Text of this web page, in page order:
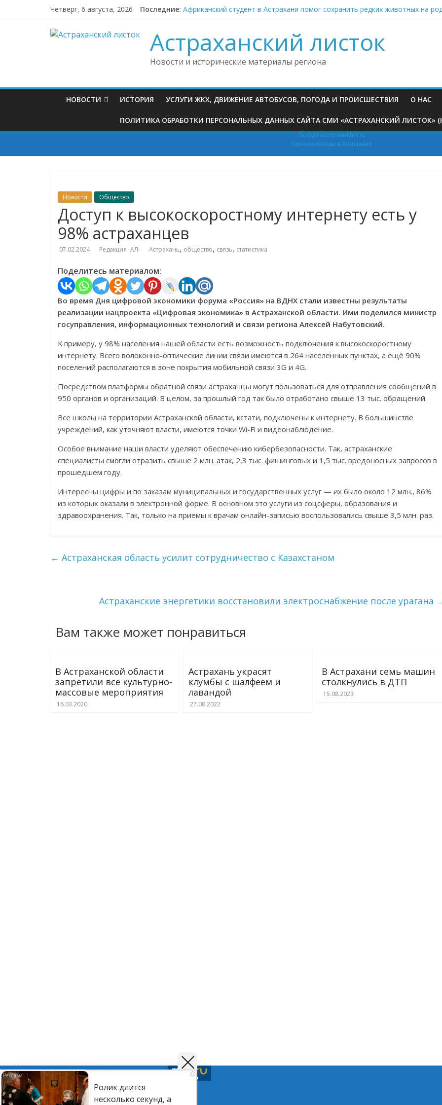
Четверг, 6 августа, 2026 Последние: Африканский студент в Астрахани помог сохранить редких животных на
В Астрахани организуют модное дефиле для домашних питомцев
В районной больнице под Астраханью ввели особый режим из‑за трещин в
Астраханский листок
Новости и исторические материалы региона
НОВОСТИ ИСТОРИЯ УСЛУГИ ЖКХ, ДВИЖЕНИЕ АВТОБУСОВ, ПОГОДА И ПРОИСШЕСТВИЯ О НАС
ПОЛИТИКА ОБРАБОТКИ ПЕРСОНАЛЬНЫХ ДАННЫХ САЙТА СМИ «АСТРАХАНСКИЙ ЛИСТОК»
Погода world-weather.ru
Прогноз погоды в Астрахани
Новости Общество
Доступ к высокоскоростному интернету есть у
98% астраханцев
07.02.2024 Редакция -АЛ- Астрахань, общество, связь, статистика
Поделитесь материалом:
Во время Дня цифровой экономики форума «Россия» на ВДНХ стали известны результаты
реализации нацпроекта «Цифровая экономика» в Астраханской области. Ими поделился министр
госуправления, информационных технологий и связи региона Алексей Набутовский.
К примеру, у 98% населения нашей области есть возможность подключения к высокоскоростному
интернету. Всего волоконно-оптические линии связи имеются в 264 населенных пунктах, а ещё 90%
поселений располагаются в зоне покрытия мобильной связи 3G и 4G.
Посредством платформы обратной связи астраханцы могут пользоваться для отправления сообщений в
950 органов и организаций. В целом, за прошлый год так было отработано свыше 13 тыс. обращений.
Все школы на территории Астраханской области, кстати, подключены к интернету. В большинстве
учреждений, как уточняют власти, имеются точки Wi-Fi и видеонаблюдение.
Особое внимание наши власти уделяют обеспечению кибербезопасности. Так, астраханские
специалисты смогли отразить свыше 2 млн. атак, 2,3 тыс. фишинговых и 1,5 тыс. вредоносных запросов в
прошедшем году.
Интересны цифры и по заказам муниципальных и государственных услуг — их было около 12 млн., 86%
из которых оказали в электронной форме. В основном это услуги из соцсферы, образования и
здравоохранения. Так, только на приемы к врачам онлайн-записью воспользовались свыше 3,5 млн. раз.
← Астраханская область усилит сотрудничество с Казахстаном
Астраханские энергетики восстановили электроснабжение после урагана
Вам также может понравиться
В Астраханской области
запретили все культурно-
массовые мероприятия
16.03.2020
Астрахань украсят
клумбы с шалфеем и
лавандой
27.08.2022
В Астрахани семь машин
столкнулись в ДТП
15.08.2023
i
Ролик длится
несколько секунд, а
Подписывайтесь на нас вTelegram,ДзениВк